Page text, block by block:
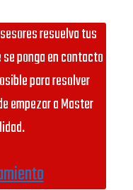
resuelva tus
ponga en contacto
para resolver
empezar a Master